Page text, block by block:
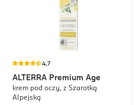
4,7
ALTERRA Premium Age
krem pod oczy, z Szarotką
Alpejską